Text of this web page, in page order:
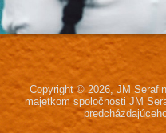
Copyright © 2026, JM
majetkom spoločnosti JM